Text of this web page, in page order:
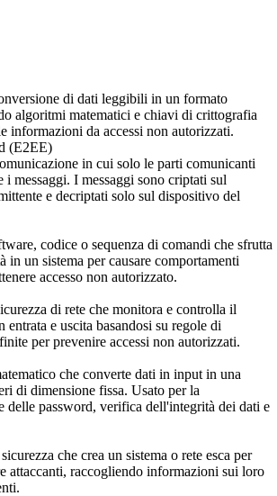
di dati leggibili in un formato
algoritmi matematici e chiavi di crittografia
informazioni da accessi non autorizzati.
(E2EE)
in cui solo le parti comunicanti
i messaggi. I messaggi sono criptati sul
e decriptati solo sul dispositivo del
codice o sequenza di comandi che sfrutta
in un sistema per causare comportamenti
accesso non autorizzato.
di rete che monitora e controlla il
entrata e uscita basandosi su regole di
per prevenire accessi non autorizzati.
che converte dati in input in una
di dimensione fissa. Usato per la
delle password, verifica dell'integrità dei dati e
che crea un sistema o rete esca per
attaccanti, raccogliendo informazioni sui loro